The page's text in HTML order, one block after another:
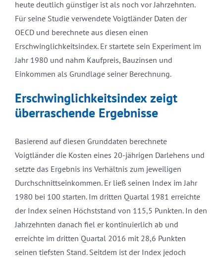
heute deutlich günstiger ist als noch vor Jahrzehnten.
Für seine Studie verwendete Voigtländer Daten der
OECD und berechnete aus diesen einen
Erschwinglichkeitsindex. Er startete sein Experiment im
Jahr 1980 und nahm Kaufpreis, Bauzinsen und
Einkommen als Grundlage seiner Berechnung.
Erschwinglichkeitsindex zeigt
überraschende Ergebnisse
Basierend auf diesen Grunddaten berechnete
Voigtländer die Kosten eines 20-jährigen Darlehens und
setzte das Ergebnis ins Verhältnis zum jeweiligen
Durchschnittseinkommen. Er ließ seinen Index im Jahr
1980 bei 100 starten. Im dritten Quartal 1981 erreichte
der Index seinen Höchststand von 115,5 Punkten. In den
Jahrzehnten danach fiel er kontinuierlich ab und
erreichte im dritten Quartal 2016 mit 28,6 Punkten
seinen tiefsten Stand. Seitdem ist der Index jedoch